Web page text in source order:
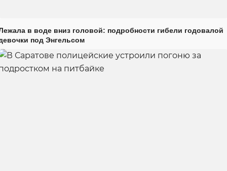
в воде вниз головой: подробности гибели годовалой
под Энгельсом